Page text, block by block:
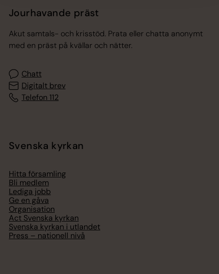
Jourhavande präst
Akut samtals- och krisstöd. Prata eller chatta anonymt
med en präst på kvällar och nätter.
Chatt
Digitalt brev
Telefon 112
Svenska kyrkan
Hitta församling
Bli medlem
Lediga jobb
Ge en gåva
Organisation
Act Svenska kyrkan
Svenska kyrkan i utlandet
Press – nationell nivå